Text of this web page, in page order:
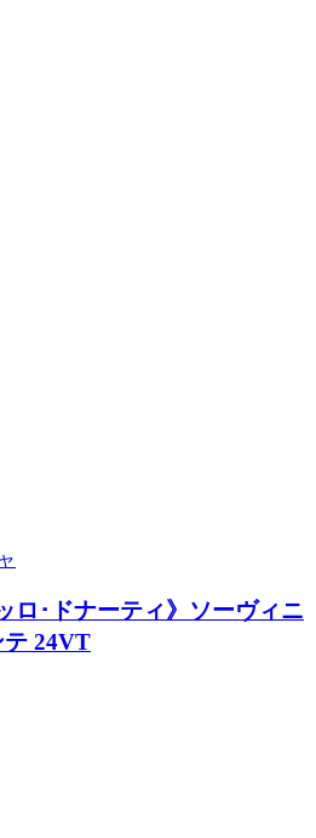
ロ･ドナーティ》ソーヴィニ
テ 24VT